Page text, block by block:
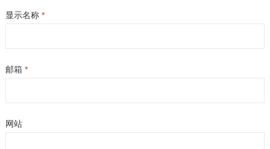
显示名称 *
邮箱 *
网站